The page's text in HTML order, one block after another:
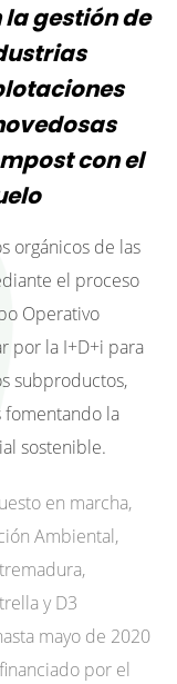
gestión de
con el
orgánicos de las
el proceso
Operativo
por la I+D+i para
subproductos,
fomentando la
sostenible.
en marcha,
Ambiental,
y D3
mayo de 2020
por el